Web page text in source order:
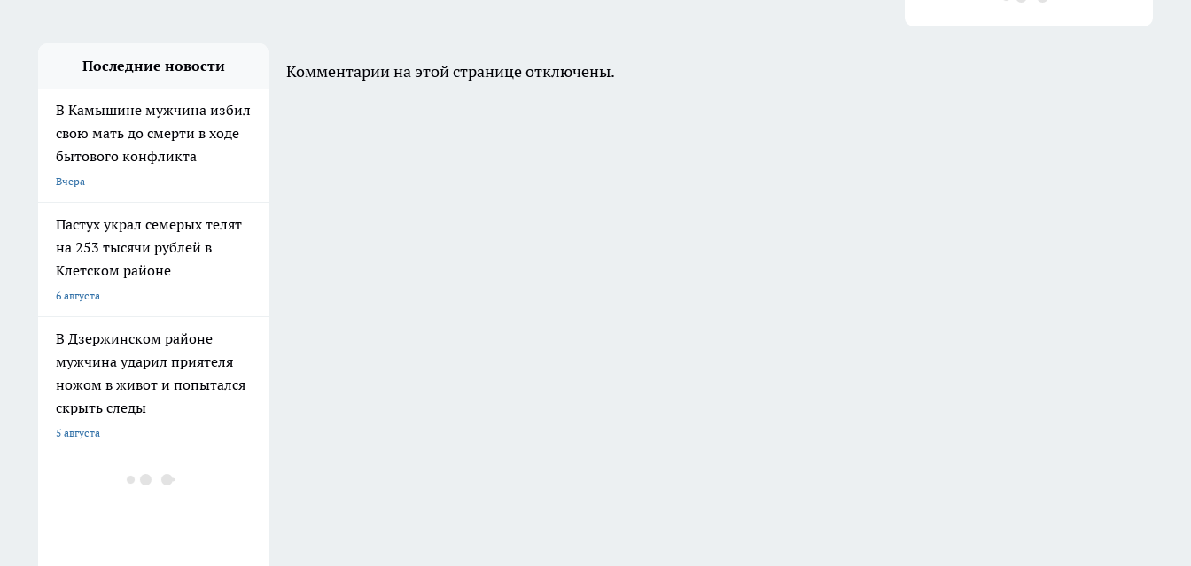
Вчера
Пастух украл семерых телят
на 253 тысячи рублей в
Клетском районе
6 августа
В Дзержинском районе
мужчина ударил приятеля
ножом в живот и попытался
скрыть следы
В Волгограде двое молодых
людей угнали ВАЗ, чтобы
покататься
4 августа
В Волгограде здание